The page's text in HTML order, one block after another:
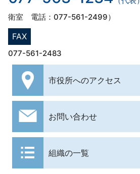
衛室 電話：077-561-2499）
FAX
077-561-2483
市役所へのアクセス
お問い合わせ
組織の一覧